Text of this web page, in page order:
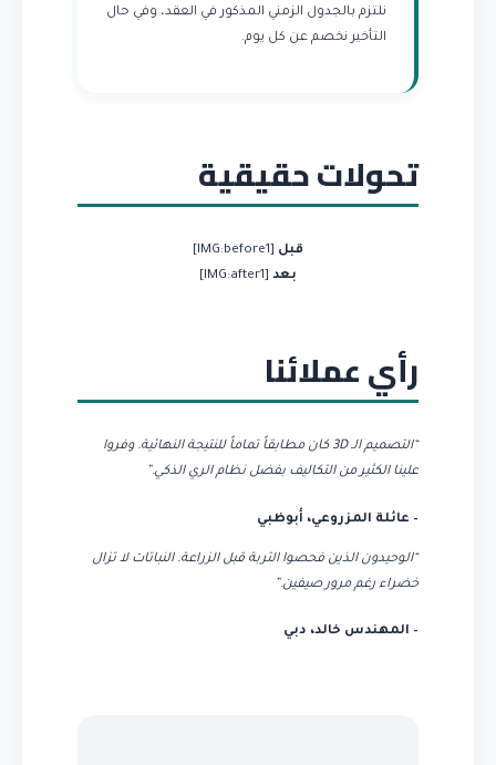
نلتزم بالجدول الزمني المذكور في العقد، وفي حال
التأخير نخصم عن كل يوم.
تحولات حقيقية
قبل [IMG:before1]
بعد [IMG:after1]
رأي عملائنا
“التصميم الـ 3D كان مطابقاً تماماً للنتيجة النهائية. وفروا
علينا الكثير من التكاليف بفضل نظام الري الذكي.”
– عائلة المزروعي، أبوظبي
“الوحيدون الذين فحصوا التربة قبل الزراعة. النباتات لا تزال
خضراء رغم مرور صيفين.”
– المهندس خالد، دبي